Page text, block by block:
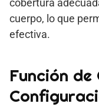
cobertura
cuerpo, lo que
efectiva.
Función